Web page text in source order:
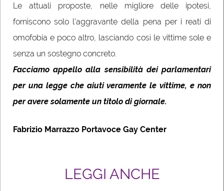
Le attuali proposte, nelle migliore delle ipotesi,
forniscono solo l’aggravante della pena per i reati di
omofobia e poco altro, lasciando così le vittime sole e
senza un sostegno concreto.
Facciamo appello alla sensibilità dei parlamentari
per una legge che aiuti veramente le vittime, e non
per avere solamente un titolo di giornale.
Fabrizio Marrazzo Portavoce Gay Center
LEGGI ANCHE